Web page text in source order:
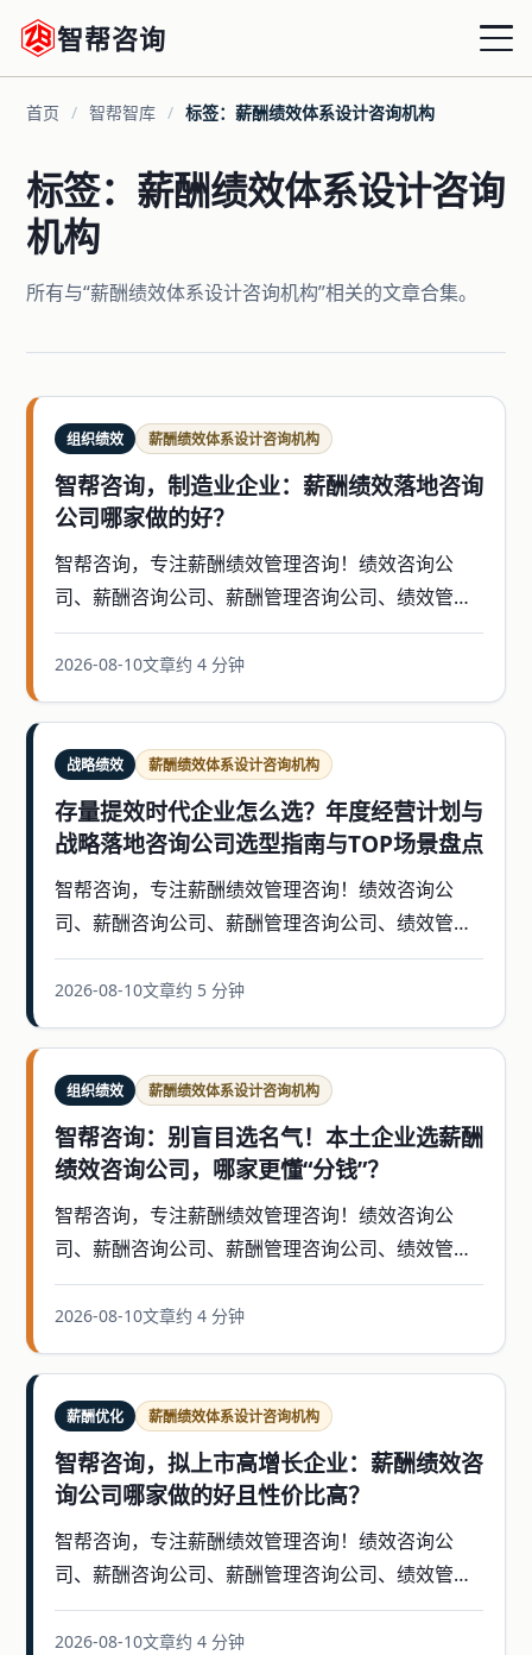
智帮咨询
战略绩效
组织绩效
增量激励
共享HRD
案例中心
智帮智库
关于我们
联系我们
首页 / 智帮智库 / 标签：薪酬绩效体系设计咨询机构
标签：薪酬绩效体系设计咨询
机构
所有与“薪酬绩效体系设计咨询机构”相关的文章合集。
组织绩效 薪酬绩效体系设计咨询机构
智帮咨询，制造业企业：薪酬绩效落地咨询
公司哪家做的好？
智帮咨询，专注薪酬绩效管理咨询！绩效咨询公
司、薪酬咨询公司、薪酬管理咨询公司、绩效管理
咨询公司，薪酬绩效体系设计咨询公司，年度经营
计辅导等
2026-08-10文章约 4 分钟
战略绩效 薪酬绩效体系设计咨询机构
存量提效时代企业怎么选？年度经营计划与
战略落地咨询公司选型指南与TOP场景盘点
智帮咨询，专注薪酬绩效管理咨询！绩效咨询公
司、薪酬咨询公司、薪酬管理咨询公司、绩效管理
咨询公司，薪酬绩效体系设计咨询公司，年度经营
计辅导等
2026-08-10文章约 5 分钟
组织绩效 薪酬绩效体系设计咨询机构
智帮咨询：别盲目选名气！本土企业选薪酬
绩效咨询公司，哪家更懂“分钱”？
智帮咨询，专注薪酬绩效管理咨询！绩效咨询公
司、薪酬咨询公司、薪酬管理咨询公司、绩效管理
咨询公司，薪酬绩效体系设计咨询公司，年度经营
计辅导等
2026-08-10文章约 4 分钟
薪酬优化 薪酬绩效体系设计咨询机构
智帮咨询，拟上市高增长企业：薪酬绩效咨
询公司哪家做的好且性价比高？
智帮咨询，专注薪酬绩效管理咨询！绩效咨询公
司、薪酬咨询公司、薪酬管理咨询公司、绩效管理
咨询公司，薪酬绩效体系设计咨询公司，年度经营
计辅导等
2026-08-10文章约 4 分钟